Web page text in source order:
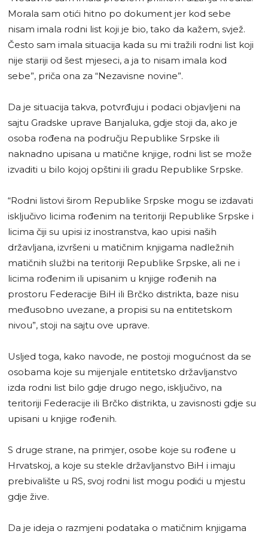
Morala sam otići hitno po dokument jer kod sebe
nisam imala rodni list koji je bio, tako da kažem, svjež.
Često sam imala situacija kada su mi tražili rodni list koji
nije stariji od šest mjeseci, a ja to nisam imala kod
sebe”, priča ona za “Nezavisne novine”.
Da je situacija takva, potvrđuju i podaci objavljeni na
sajtu Gradske uprave Banjaluka, gdje stoji da, ako je
osoba rođena na području Republike Srpske ili
naknadno upisana u matične knjige, rodni list se može
izvaditi u bilo kojoj opštini ili gradu Republike Srpske.
“Rodni listovi širom Republike Srpske mogu se izdavati
isključivo licima rođenim na teritoriji Republike Srpske i
licima čiji su upisi iz inostranstva, kao upisi naših
državljana, izvršeni u matičnim knjigama nadležnih
matičnih službi na teritoriji Republike Srpske, ali ne i
licima rođenim ili upisanim u knjige rođenih na
prostoru Federacije BiH ili Brčko distrikta, baze nisu
međusobno uvezane, a propisi su na entitetskom
nivou”, stoji na sajtu ove uprave.
Usljed toga, kako navode, ne postoji mogućnost da se
osobama koje su mijenjale entitetsko državljanstvo
izda rodni list bilo gdje drugo nego, isključivo, na
teritoriji Federacije ili Brčko distrikta, u zavisnosti gdje su
upisani u knjige rođenih.
S druge strane, na primjer, osobe koje su rođene u
Hrvatskoj, a koje su stekle državljanstvo BiH i imaju
prebivalište u RS, svoj rodni list mogu podići u mjestu
gdje žive.
Da je ideja o razmjeni podataka o matičnim knjigama